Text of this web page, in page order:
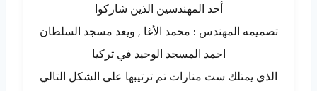
أحد المهندسين الذين شاركوا
تصميمه المهندس : محمد الأغا , ويعد مسجد السلطان
احمد المسجد الوحيد في تركيا
الذي يمتلك ست منارات تم ترتيبها على الشكل التالي